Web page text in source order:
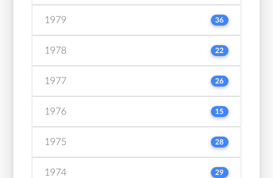
1979 36
1978 22
1977 26
1976 15
1975 28
1974 29